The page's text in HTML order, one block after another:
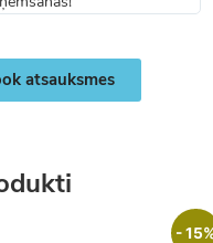
atsauksmes
-